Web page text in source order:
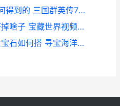
三国群英传7封武将技如何得到的 三国群英传7封官技巧
宝藏世界原初巅峰皮纳塔掉啥子 宝藏世界视频解说
宝藏世界海洋寻觅者职业宝石如何搭 寻宝海洋宝藏